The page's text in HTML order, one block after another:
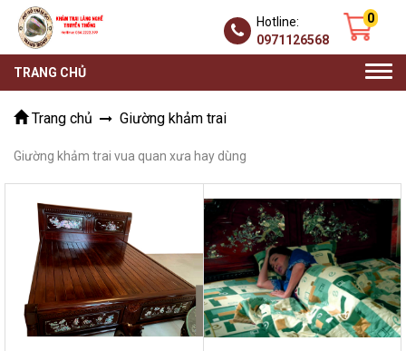
0
Hotline:
0971126568
TRANG CHỦ
Trang chủ Giường khảm trai
Giường khảm trai vua quan xưa hay dùng